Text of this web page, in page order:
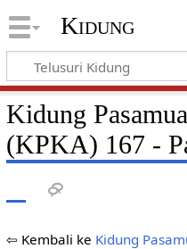
Kidung
Kidung
(KPKA) 167 -
⇦ Kembali ke Kidung